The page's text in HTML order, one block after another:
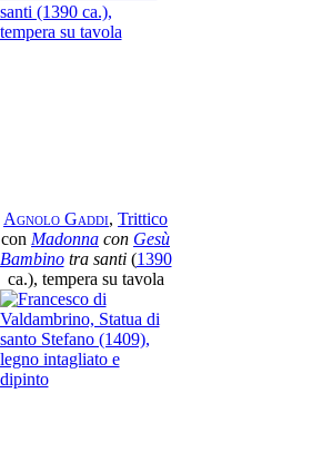
Agnolo Gaddi, Trittico
con Madonna con Gesù
Bambinotra santi(1390
ca.), tempera su tavola